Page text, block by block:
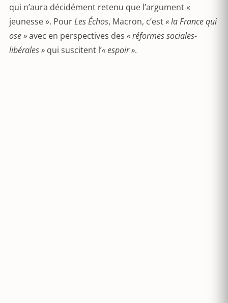
qui n’aura décidément retenu que l’argument «
jeunesse ». PourLes Échos, Macron, c’est« la France qui
ose »avec en perspectives des « réformes sociales-
libérales » qui suscitent l’« espoir ».